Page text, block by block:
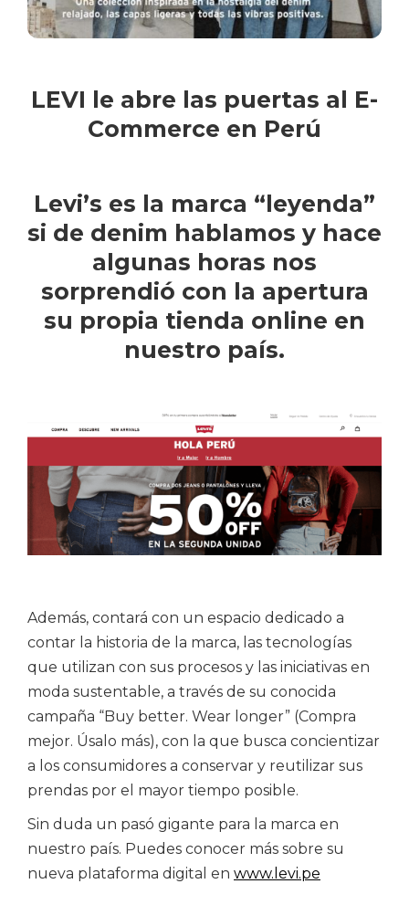
LEVI le abre las puertas al E-
Commerce en Perú
Levi’s es la marca “leyenda”
si de denim hablamos y hace
algunas horas nos
sorprendió con la apertura
su propia tienda online en
nuestro país.
Además, contará con un espacio dedicado a
contar la historia de la marca, las tecnologías
que utilizan con sus procesos y las iniciativas en
moda sustentable, a través de su conocida
campaña “Buy better. Wear longer” (Compra
mejor. Úsalo más), con la que busca concientizar
a los consumidores a conservar y reutilizar sus
prendas por el mayor tiempo posible.
Sin duda un pasó gigante para la marca en
nuestro país. Puedes conocer más sobre su
nueva plataforma digital en www.levi.pe
Datos personales: